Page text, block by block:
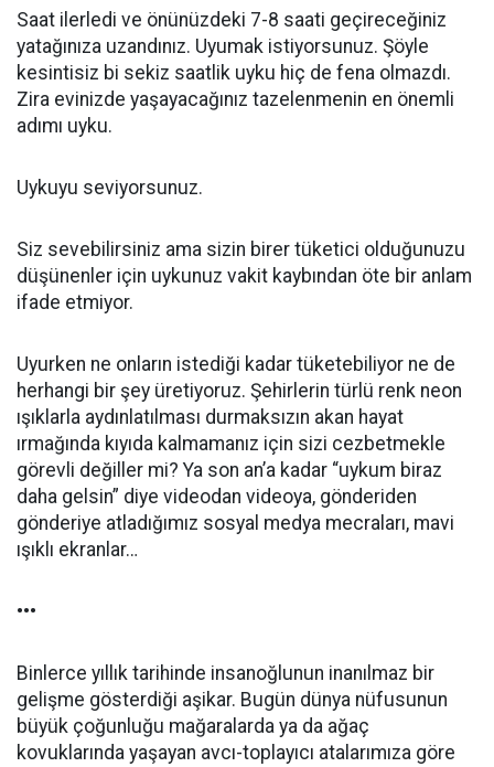
Saat ilerledi ve önünüzdeki 7-8 saati geçireceğiniz
yatağınıza uzandınız. Uyumak istiyorsunuz. Şöyle
kesintisiz bi sekiz saatlik uyku hiç de fena olmazdı.
Zira evinizde yaşayacağınız tazelenmenin en önemli
adımı uyku.
Uykuyu seviyorsunuz.
Siz sevebilirsiniz ama sizin birer tüketici olduğunuzu
düşünenler için uykunuz vakit kaybından öte bir anlam
ifade etmiyor.
Uyurken ne onların istediği kadar tüketebiliyor ne de
herhangi bir şey üretiyoruz. Şehirlerin türlü renk neon
ışıklarla aydınlatılması durmaksızın akan hayat
ırmağında kıyıda kalmamanız için sizi cezbetmekle
görevli değiller mi? Ya son an’a kadar “uykum biraz
daha gelsin” diye videodan videoya, gönderiden
gönderiye atladığımız sosyal medya mecraları, mavi
ışıklı ekranlar…
•••
Binlerce yıllık tarihinde insanoğlunun inanılmaz bir
gelişme gösterdiği aşikar. Bugün dünya nüfusunun
büyük çoğunluğu mağaralarda ya da ağaç
kovuklarında yaşayan avcı-toplayıcı atalarımıza göre